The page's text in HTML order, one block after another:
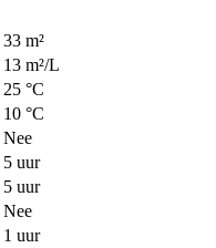
33 m²
13 m²/L
25 °C
10 °C
Nee
5 uur
5 uur
Nee
1 uur